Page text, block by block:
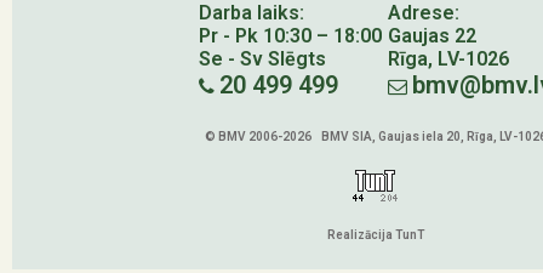
Darba laiks:
Pr - Pk 10:30 – 18:00
Se - Sv Slēgts
20 499 499
Adrese:
Gaujas 22
Rīga, LV-1026
© BMV 2006-2026 BMV SIA, Gaujas iela 20, Rīga, LV-
Realizācija TunT